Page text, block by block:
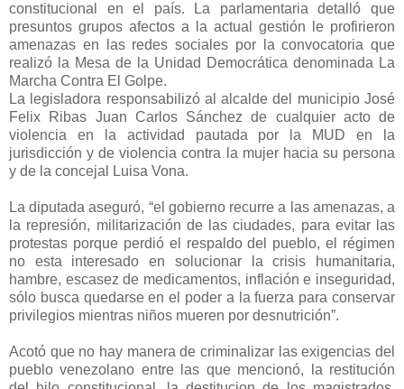
constitucional en el país. La parlamentaria detalló que
presuntos grupos afectos a la actual gestión le profirieron
amenazas en las redes sociales por la convocatoria que
realizó la Mesa de la Unidad Democrática denominada La
Marcha Contra El Golpe.
La legisladora responsabilizó al alcalde del municipio José
Felix Ribas Juan Carlos Sánchez de cualquier acto de
violencia en la actividad pautada por la MUD en la
jurisdicción y de violencia contra la mujer hacia su persona
y de la concejal Luisa Vona.
La diputada aseguró, “el gobierno recurre a las amenazas, a
la represión, militarización de las ciudades, para evitar las
protestas porque perdió el respaldo del pueblo, el régimen
no esta interesado en solucionar la crisis humanitaria,
hambre, escasez de medicamentos, inflación e inseguridad,
sólo busca quedarse en el poder a la fuerza para conservar
privilegios mientras niños mueren por desnutrición”.
Acotó que no hay manera de criminalizar las exigencias del
pueblo venezolano entre las que mencionó, la restitución